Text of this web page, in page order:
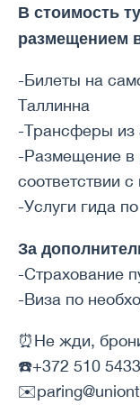
В стоимость
размещением
-Билеты на
Таллинна
-Трансферы из
-Размещение в
соответствии
-Услуги гида
За
-Страхование
-Виза по
⏰Не жди,
☎️+372 510